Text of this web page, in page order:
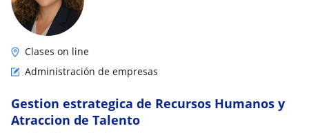
Clases on line
Administración de empresas
Gestion estrategica de Recursos Humanos y
Atraccion de Talento